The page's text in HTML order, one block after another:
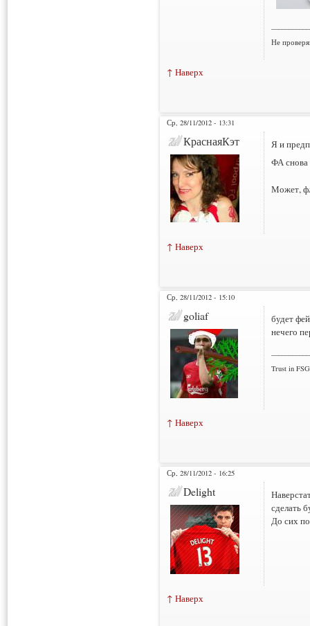
Не
↑ Наверх
Ср, 28/11/2012 - 13:31
КраснаяКэт
Я и
ФА снова
Может,
↑ Наверх
Ср, 28/11/2012 - 15:10
goliaf
будет
нечего
Trust in FSG
↑ Наверх
Ср, 28/11/2012 - 16:25
Delight
сделать
До сих
↑ Наверх